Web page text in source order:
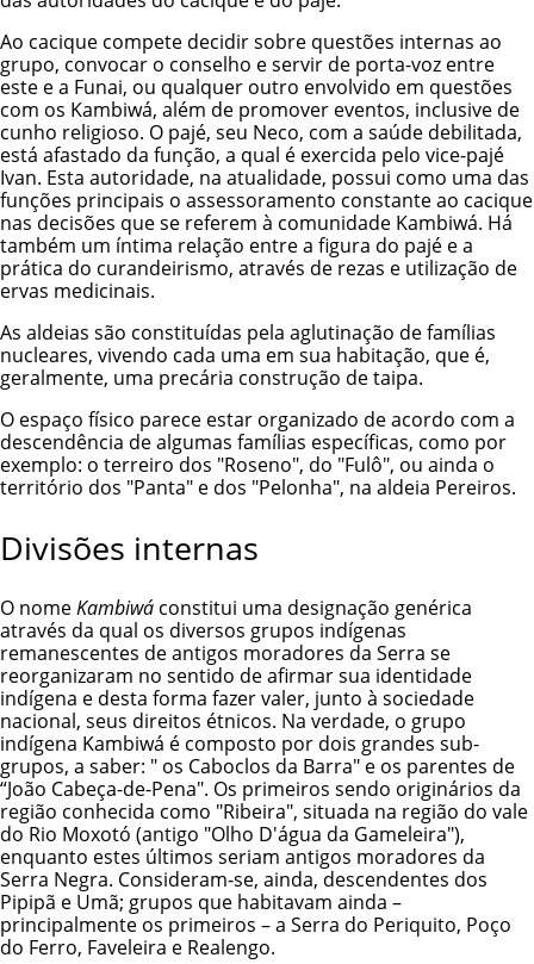
Ao cacique compete decidir sobre questões internas ao
grupo, convocar o conselho e servir de porta-voz entre
este e a Funai, ou qualquer outro envolvido em questões
com os Kambiwá, além de promover eventos, inclusive de
cunho religioso. O pajé, seu Neco, com a saúde debilitada,
está afastado da função, a qual é exercida pelo vice-pajé
Ivan. Esta autoridade, na atualidade, possui como uma das
funções principais o assessoramento constante ao cacique
nas decisões que se referem à comunidade Kambiwá. Há
também um íntima relação entre a figura do pajé e a
prática do curandeirismo, através de rezas e utilização de
ervas medicinais.
As aldeias são constituídas pela aglutinação de famílias
nucleares, vivendo cada uma em sua habitação, que é,
geralmente, uma precária construção de taipa.
O espaço físico parece estar organizado de acordo com a
descendência de algumas famílias específicas, como por
exemplo: o terreiro dos "Roseno", do "Fulô", ou ainda o
território dos "Panta" e dos "Pelonha", na aldeia Pereiros.
Divisões internas
O nomeKambiwá constitui uma designação genérica
através da qual os diversos grupos indígenas
remanescentes de antigos moradores da Serra se
reorganizaram no sentido de afirmar sua identidade
indígena e desta forma fazer valer, junto à sociedade
nacional, seus direitos étnicos. Na verdade, o grupo
indígena Kambiwá é composto por dois grandes sub-
grupos, a saber: " os Caboclos da Barra" e os parentes de
“João Cabeça-de-Pena". Os primeiros sendo originários da
região conhecida como "Ribeira", situada na região do vale
do Rio Moxotó (antigo "Olho D'água da Gameleira"),
enquanto estes últimos seriam antigos moradores da
Serra Negra. Consideram-se, ainda, descendentes dos
Pipipã e Umã; grupos que habitavam ainda –
principalmente os primeiros – a Serra do Periquito, Poço
do Ferro, Faveleira e Realengo.